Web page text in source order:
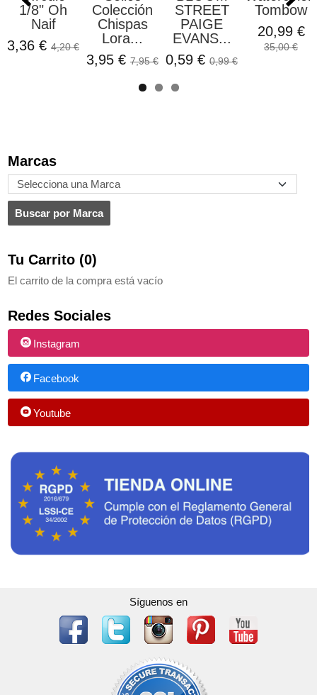
Marcas
Tu Carrito (0)
El carrito de la compra está vacío
Redes Sociales
Instagram
Facebook
Youtube
1/8" Oh
Naif
3,36 € 4,20 €
Colección
Chispas
Lora...
3,95 € 7,95 €
STREET
PAIGE
EVANS...
0,59 € 0,99 €
Tombow
20,99 €
35,00 €
Síguenos en